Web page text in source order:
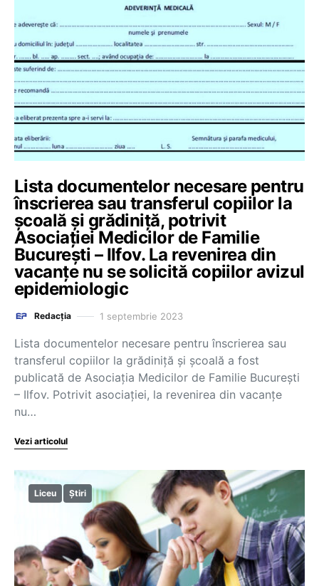
Lista documentelor necesare pentru
înscrierea sau transferul copiilor la
școală și grădiniță, potrivit
Asociației Medicilor de Familie
București – Ilfov. La revenirea din
vacanțe nu se solicită copiilor avizul
epidemiologic
Redacția 1 septembrie 2023
Lista documentelor necesare pentru înscrierea sau
transferul copiilor la grădiniță și școală a fost
publicată de Asociația Medicilor de Familie București
– Ilfov. Potrivit asociației, la revenirea din vacanțe
nu…
Vezi articolul
Liceu Știri